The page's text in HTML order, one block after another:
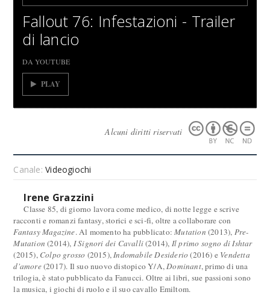
Fallout 76: Infestazioni - Trailer
di lancio
DA YOUTUBE
PLAY
Alcuni diritti riservati
Canale:Videogiochi
Irene Grazzini
Classe 85, di giorno lavora come medico, di notte legge e scrive
racconti e romanzi fantasy, storici e sci-fi, oltre a collaborare con
Fantasy Magazine. Al momento ha pubblicato:Mutation (2013), Pre-
Mutation (2014), I Signori dei Cavalli(2014), Il primo sogno di Ishtar
(2015), Colpo grosso (2015),Indomabile Desiderio (2016) e Vendetta
d'amore(2017). Il suo nuovo distopico Y/A,Dominant, primo di una
trilogia, è stato pubblicato da Fanucci. Oltre ai libri, sue passioni sono
la musica, i giochi di ruolo e il suo cavallo Emiltom.